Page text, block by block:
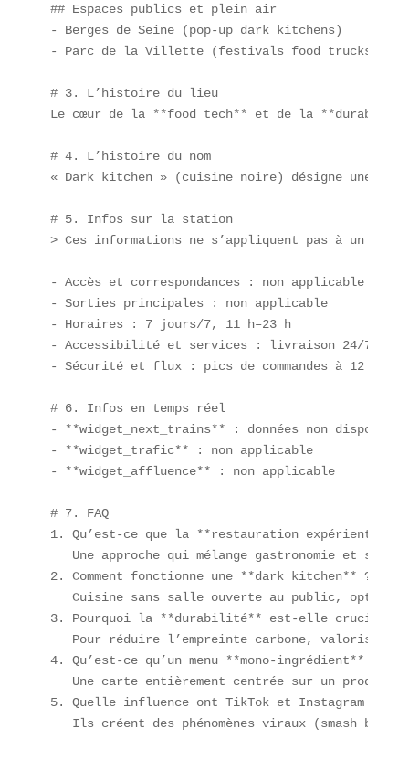
## Espaces publics et plein air
- Berges de Seine (pop-up dark kitchens)
- Parc de la Villette (festivals food trucks)
# 3. L’histoire du lieu
Le cœur de la **food tech** et de la
# 4. L’histoire du nom
« Dark kitchen » (cuisine noire) désigne une
# 5. Infos sur la station
> Ces informations ne s’appliquent pas à un
- Accès et correspondances : non applicable
- Sorties principales : non applicable
- Horaires : 7 jours/7, 11 h–23 h
- Accessibilité et services : livraison 24/7,
- Sécurité et flux : pics de commandes à 12 h
# 6. Infos en temps réel
- **widget_next_trains** : données non
- **widget_trafic** : non applicable
- **widget_affluence** : non applicable
# 7. FAQ
1. Qu’est-ce que la **restauration
Une approche qui mélange gastronomie et
2. Comment fonctionne une **dark kitchen** ?
Cuisine sans salle ouverte au public,
3. Pourquoi la **durabilité** est-elle cruciale
Pour réduire l’empreinte carbone, valoriser
4. Qu’est-ce qu’un menu **mono-ingrédient** ?
Une carte entièrement centrée sur un
5. Quelle influence ont TikTok et Instagram
Ils créent des phénomènes viraux (smash